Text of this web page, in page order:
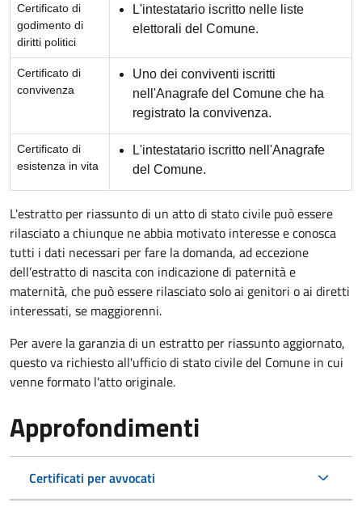
Certificato di
godimento di
diritti politici
L'intestatario iscritto nelle liste
elettorali del Comune.
Certificato di
convivenza
Uno dei conviventi iscritti
nell'Anagrafe del Comune che ha
registrato la convivenza.
Certificato di
esistenza in vita
L'intestatario iscritto nell'Anagrafe
del Comune.
L'estratto per riassunto di un atto di stato civile può essere
rilasciato a chiunque ne abbia motivato interesse e conosca
tutti i dati necessari per fare la domanda, ad eccezione
dell’estratto di nascita con indicazione di paternità e
maternità, che può essere rilasciato solo ai genitori o ai diretti
interessati, se maggiorenni.
Per avere la garanzia di un estratto per riassunto aggiornato,
questo va richiesto all'ufficio di stato civile del Comune in cui
venne formato l'atto originale.
Approfondimenti
Certificati per avvocati